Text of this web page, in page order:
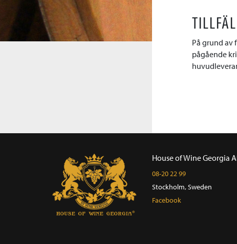
På grund av
pågående
House of Wine Georgia
08-20 22 99
Stockholm, Sweden
Facebook